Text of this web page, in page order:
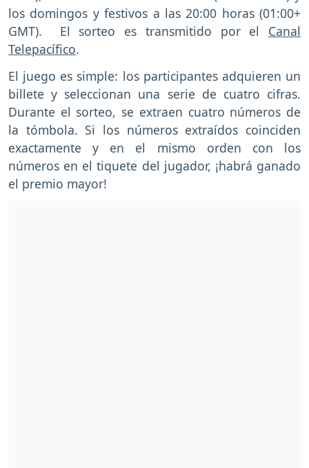
los domingos y festivos a las 20:00 horas (01:00+
GMT). El sorteo es transmitido por el Canal
Telepacífico.
El juego es simple: los participantes adquieren un
billete y seleccionan una serie de cuatro cifras.
Durante el sorteo, se extraen cuatro números de
la tómbola. Si los números extraídos coinciden
exactamente y en el mismo orden con los
números en el tiquete del jugador, ¡habrá ganado
el premio mayor!